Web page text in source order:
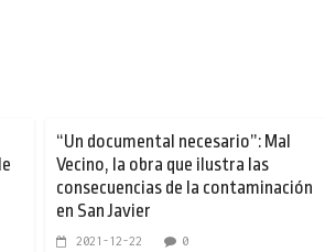
“Un documental necesario”: Mal
Vecino, la obra que ilustra las
consecuencias de la contaminación
en San Javier
2021-12-22 0